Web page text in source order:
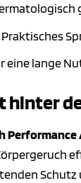
eine lange
hinter